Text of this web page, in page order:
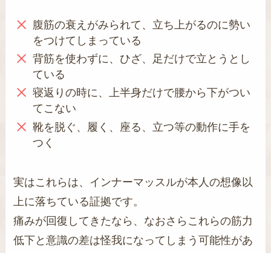
腹筋の衰えがみられて、立ち上がるのに勢い
をつけてしまっている
背筋を使わずに、ひざ、足だけで立とうとし
ている
寝返りの時に、上半身だけで腰から下がつい
てこない
靴を脱ぐ、履く、座る、立つ等の動作に手を
つく
実はこれらは、インナーマッスルが本人の想像以
上に落ちている証拠です。
痛みが回復してきたなら、なおさらこれらの筋力
低下と意識の差は怪我になってしまう可能性があ